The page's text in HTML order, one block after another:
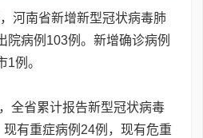
河南省新增新型冠状病毒肺
院病例103例。新增确诊病例
1例。
省累计报告新型冠状病毒
有重症病例24例，现有危重